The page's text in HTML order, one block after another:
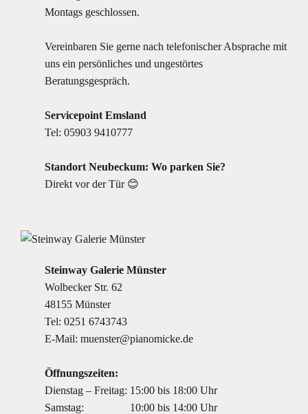
Montags geschlossen.
Vereinbaren Sie gerne nach telefonischer Absprache mit
uns ein persönliches und ungestörtes
Beratungsgespräch.
Servicepoint Emsland
Tel: 05903 9410777
Standort Neubeckum: Wo parken Sie?
Direkt vor der Tür 😊
Steinway Galerie Münster
Wolbecker Str. 62
48155 Münster
Tel: 0251 6743743
E-Mail: muenster@pianomicke.de
Öffnungszeiten:
Dienstag – Freitag: 15:00 bis 18:00 Uhr
Samstag:
10:00 bis 14:00 Uhr